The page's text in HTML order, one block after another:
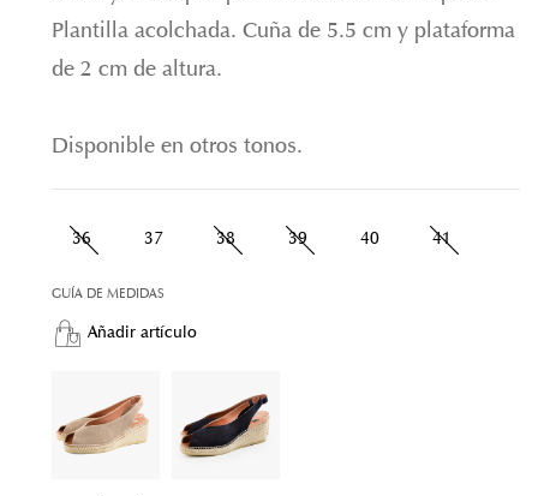
Plantilla acolchada. Cuña de 5.5 cm y plataforma
de 2 cm de altura.
Disponible en otros tonos.
36 37 38 39 40 41
GUÍA DE MEDIDAS
Añadir artículo